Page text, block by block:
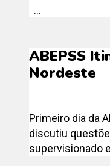
...
ABEPSS
Nordeste
Primeiro dia da
discutiu
supervisionado